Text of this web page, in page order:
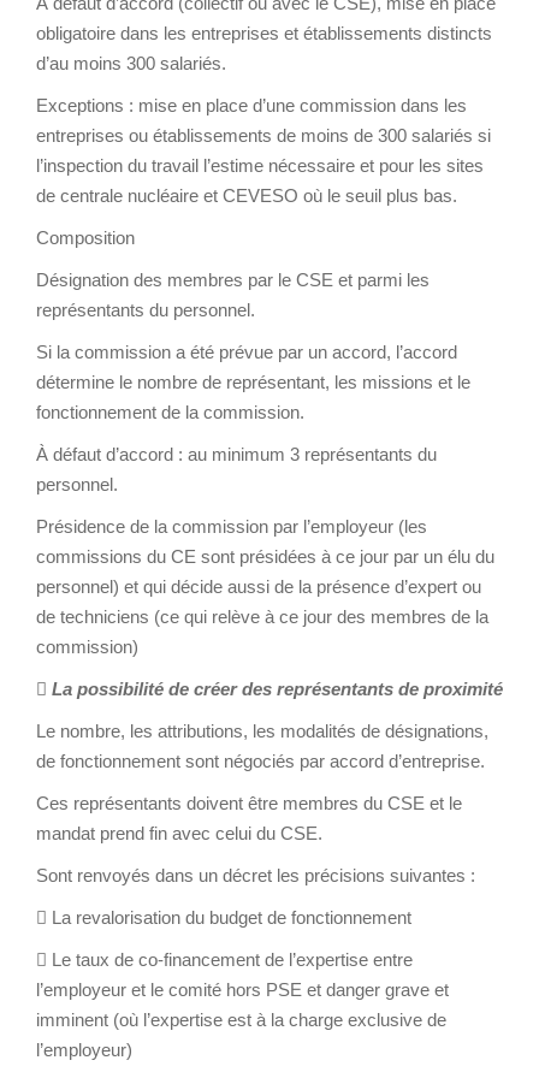
obligatoire dans les entreprises et établissements distincts
d’au moins 300 salariés.
Exceptions : mise en place d’une commission dans les
entreprises ou établissements de moins de 300 salariés si
l’inspection du travail l’estime nécessaire et pour les sites
de centrale nucléaire et CEVESO où le seuil plus bas.
Composition
Désignation des membres par le CSE et parmi les
représentants du personnel.
Si la commission a été prévue par un accord, l’accord
détermine le nombre de représentant, les missions et le
fonctionnement de la commission.
À défaut d’accord : au minimum 3 représentants du
personnel.
Présidence de la commission par l’employeur (les
commissions du CE sont présidées à ce jour par un élu du
personnel) et qui décide aussi de la présence d’expert ou
de techniciens (ce qui relève à ce jour des membres de la
commission)
 La possibilité de créer des représentants de proximité
Le nombre, les attributions, les modalités de désignations,
de fonctionnement sont négociés par accord d’entreprise.
Ces représentants doivent être membres du CSE et le
mandat prend fin avec celui du CSE.
Sont renvoyés dans un décret les précisions suivantes :
 La revalorisation du budget de fonctionnement
 Le taux de co-financement de l’expertise entre
l’employeur et le comité hors PSE et danger grave et
imminent (où l’expertise est à la charge exclusive de
l’employeur)